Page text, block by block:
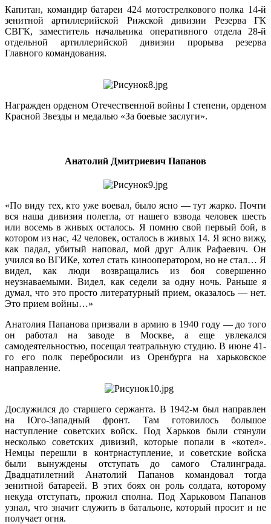
Капитан, командир батареи 424 мотострелкового полка 14-й
зенитной артиллерийской Рижской дивизии Резерва ГК
СВГК, заместитель начальника оперативного отдела 28-й
отдельной артиллерийской дивизии прорыва резерва
Главного командования.
Награжден орденом Отечественной войны I степени, орденом
Красной Звезды и медалью «За боевые заслуги».
Анатолий Дмитриевич Папанов
«По виду тех, кто уже воевал, было ясно — тут жарко. Почти
вся наша дивизия полегла, от нашего взвода человек шесть
или восемь в живых осталось. Я помню свой первый бой, в
котором из нас, 42 человек, осталось в живых 14. Я ясно вижу,
как падал, убитый наповал, мой друг Алик Рафаевич. Он
учился во ВГИКе, хотел стать кинооператором, но не стал… Я
видел, как люди возвращались из боя совершенно
неузнаваемыми. Видел, как седели за одну ночь. Раньше я
думал, что это просто литературный прием, оказалось — нет.
Это прием войны…»
Анатолия Папанова призвали в армию в 1940 году — до того
он работал на заводе в Москве, а еще увлекался
самодеятельностью, посещал театральную студию. В июне 41-
го его полк перебросили из Оренбурга на харьковское
направление.
Дослужился до старшего сержанта. В 1942-м был направлен
на Юго-Западный фронт. Там готовилось большое
наступление советских войск. Под Харьков были стянули
несколько советских дивизий, которые попали в «котел».
Немцы перешли в контрнаступление, и советские войска
были вынуждены отступать до самого Сталинграда.
Двадцатилетний Анатолий Папанов командовал тогда
зенитной батареей. В этих боях он роль солдата, которому
некуда отступать, прожил сполна. Под Харьковом Папанов
узнал, что значит служить в батальоне, который просит и не
получает огня.